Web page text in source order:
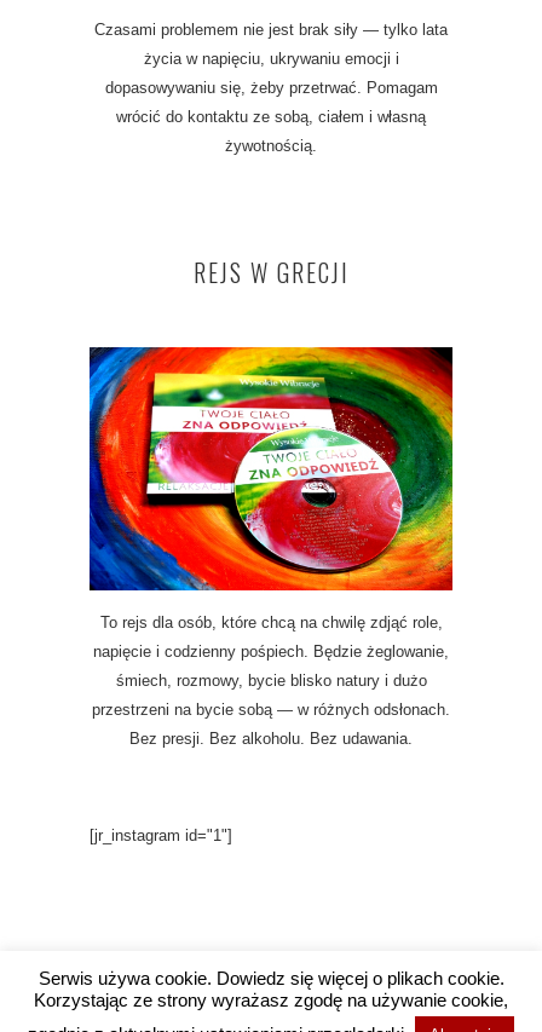
Czasami problemem nie jest brak siły — tylko lata
życia w napięciu, ukrywaniu emocji i
dopasowywaniu się, żeby przetrwać. Pomagam
wrócić do kontaktu ze sobą, ciałem i własną
żywotnością.
REJS W GRECJI
To rejs dla osób, które chcą na chwilę zdjąć role,
napięcie i codzienny pośpiech. Będzie żeglowanie,
śmiech, rozmowy, bycie blisko natury i dużo
przestrzeni na bycie sobą — w różnych odsłonach.
Bez presji. Bez alkoholu. Bez udawania.
[jr_instagram id="1"]
Serwis używa cookie. Dowiedz się więcej o plikach cookie.
Korzystając ze strony wyrażasz zgodę na używanie cookie,